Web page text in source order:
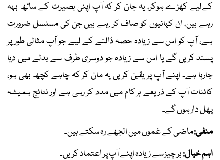
کےلیے کھڑے ہوکر، یہ جان کر کہ آپ اپنی بصیرت کے ساتھ بہہ
رہے ہیں، ان کہانیوں کو صاف کر رہے ہیں جن کی مسلسل ضرورت
ہے، آپ کو اس سے زیادہ حصہ ڈالنے کے لیے جو آپ مثالی طور پر
پسند کریں گے یا اس سے زیادہ جو دوسری طرف سے بدلے میں دیا
جارہا ہے۔ اپنے آپ پر یقین کریں یہ مان کر کہ چاہے کچھ بھی ہو،
کائنات آپ کے ذریعے ہر کام میں مدد کر رہی ہے اور نتائج ہمیشہ
پھل دار ہوں گے۔
منفی:ماضی کے غموں میں الجھے رہ سکتے ہیں۔
اہم خیال:ہر چیز سے زیادہ اپنے آپ پر اعتماد کریں۔